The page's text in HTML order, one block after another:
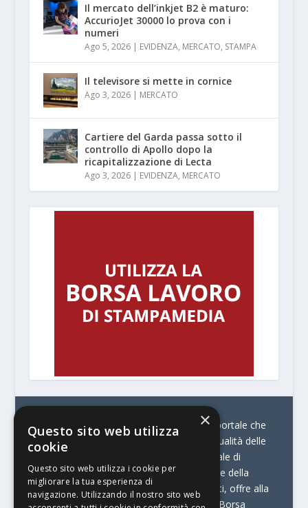
Il mercato dell’inkjet B2 è maturo:
AccurioJet 30000 lo prova con i
numeri
Ago 5, 2026| EVIDENZA, MERCATO, STAMPA
Il televisore si mette in cornice
Ago 3, 2026| MERCATO
Cartiere del Garda passa sotto il
controllo di Apollo dopo la
ricapitalizzazione di Lecta
Ago 3, 2026| EVIDENZA, MERCATO
© Stratego Group –
stampamedia.net è il portale che
racconta le innovazioni tecnologiche e l’attualità delle
aziende di stampa e di converting. È il portale di
riferimento per chi opera in Italia nel settore della
comunicazione stampata. Oltre ai contenuti, offre alla
propria community diversi servizi come:
la Borsa
×
Questo sito web utilizza
cookie
Questo sito web utilizza i cookie per
migliorare la tua esperienza di
navigazione. Utilizzando il nostro sito web